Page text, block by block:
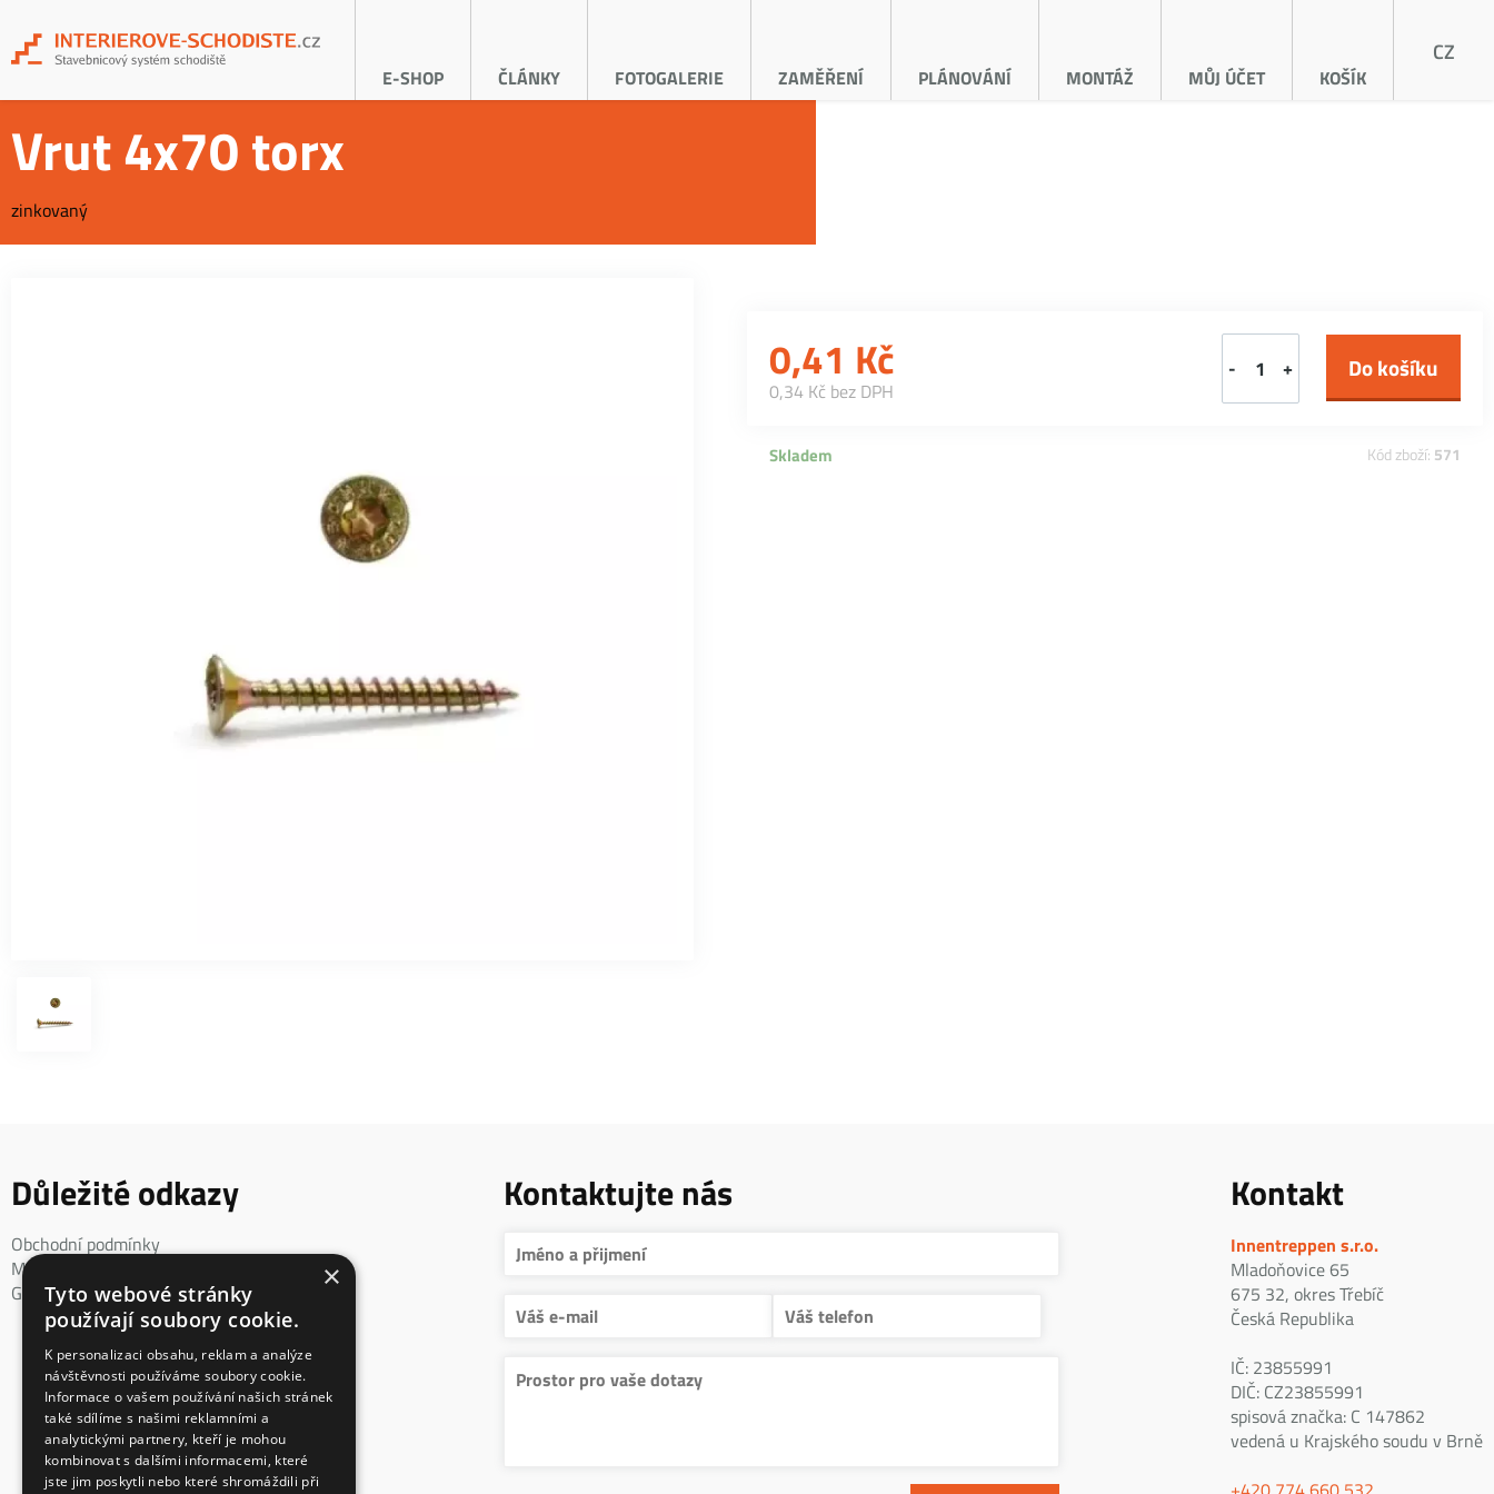
E-SHOP ČLÁNKY FOTOGALERIE ZAMĚŘENÍ PLÁNOVÁNÍ MONTÁŽ MŮJ ÚČET KOŠÍK
CZ
Vrut 4x70 torx
zinkovaný
0,41 Kč
0,34 Kč bez DPH
- +
Skladem Kód zboží: 571
Důležité odkazy
Obchodní podmínky
Mimosoudní řešení spotřebitelského sporu
GDPR
Kontaktujte nás Kontakt
Innentreppen s.r.o.
Mladoňovice 65
675 32, okres Třebíč
Česká Republika
IČ: 23855991
DIČ: CZ23855991
spisová značka: C 147862
vedená u Krajského soudu v Brně
×
Tyto webové stránky
používají soubory cookie.
K personalizaci obsahu, reklam a analýze
návštěvnosti používáme soubory cookie.
Informace o vašem používání našich stránek
také sdílíme s našimi reklamními a
analytickými partnery, kteří je mohou
kombinovat s dalšími informacemi, které
jste jim poskytli nebo které shromáždili při